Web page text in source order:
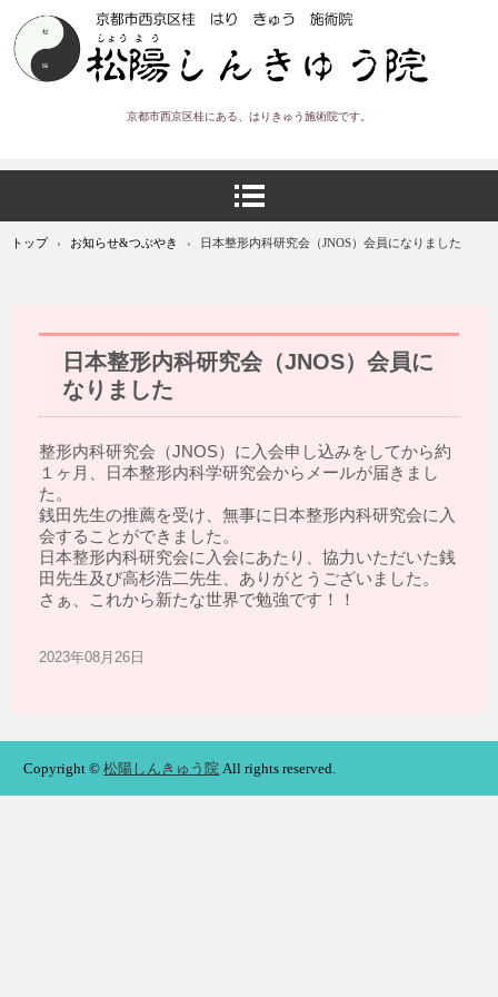
京都市西京区桂にある、はりきゅう施術院です。
トップ › お知らせ&つぶやき › 日本整形内科研究会（JNOS）会員になりました
日本整形内科研究会（JNOS）会員に
なりました
整形内科研究会（JNOS）に入会申し込みをしてから約
１ヶ月、日本整形内科学研究会からメールが届きまし
た。
銭田先生の推薦を受け、無事に日本整形内科研究会に入
会することができました。
日本整形内科研究会に入会にあたり、協力いただいた銭
田先生及び高杉浩二先生、ありがとうございました。
さぁ、これから新たな世界で勉強です！！
2023年08月26日
Copyright ©松陽しんきゅう院 All rights reserved.